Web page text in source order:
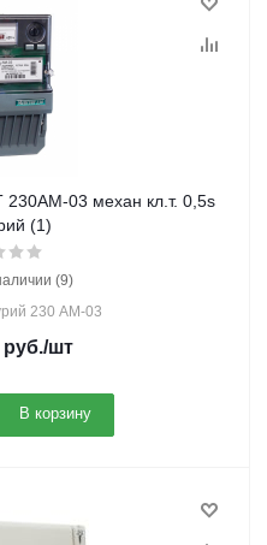
03 механ кл.т. 0,5s
(1)
(9)
230 АМ-03
руб./шт
В корзину